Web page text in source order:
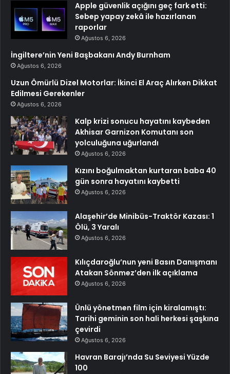
Apple güvenlik açığını geç fark etti:
Sebep yapay zekâ ile hazırlanan
raporlar
Ağustos 6, 2026
İngiltere’nin Yeni Başbakanı Andy Burnham
Ağustos 6, 2026
Uzun Ömürlü Dizel Motorlar: İkinci El Araç Alırken Dikkat
Edilmesi Gerekenler
Ağustos 6, 2026
Kalp krizi sonucu hayatını kaybeden
Akhisar Garnizon Komutanı son
yolculuğuna uğurlandı
Ağustos 6, 2026
Kızını boğulmaktan kurtaran baba 40
gün sonra hayatını kaybetti
Ağustos 6, 2026
Alaşehir’de Minibüs-Traktör Kazası: 1
Ölü, 3 Yaralı
Ağustos 6, 2026
Kılıçdaroğlu’nun yeni Basın Danışmanı
Atakan Sönmez’den ilk açıklama
Ağustos 6, 2026
Ünlü yönetmen film için kiralamıştı:
Tarihi geminin son hali herkesi şaşkına
çevirdi
Ağustos 6, 2026
Havran Barajı’nda Su Seviyesi Yüzde
100